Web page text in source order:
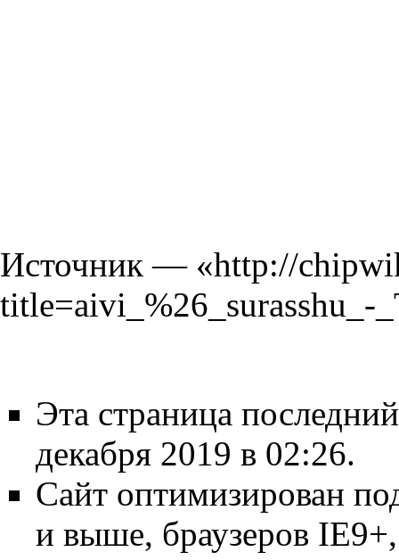
Источник — «http://
Эта страница
декабря 2019 в 02:26.
Сайт оптимизирован
и выше, браузеров